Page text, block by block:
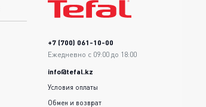
+7 (700) 061-10-00
Ежедневно с 09:00 до 18:00
info@tefal.kz
Условия оплаты
Обмен и возврат